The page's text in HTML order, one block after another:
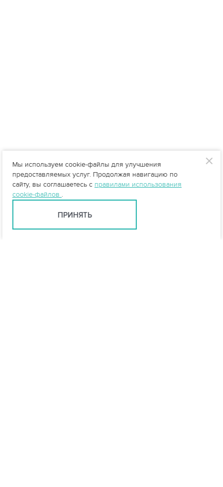
Мы используем cookie-файлы для улучшения
предоставляемых услуг. Продолжая навигацию по
сайту, вы соглашаетесь с правилами использования
cookie-файлов .
ПРИНЯТЬ